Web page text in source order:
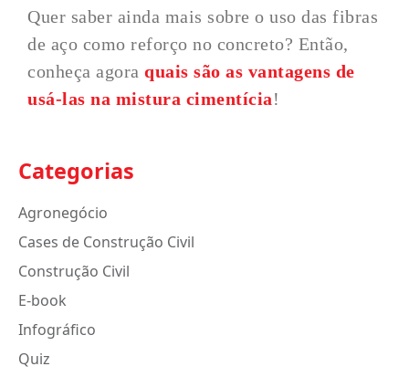
Quer saber ainda mais sobre o uso das fibras
de aço como reforço no concreto? Então,
conheça agoraquais são as vantagens de
usá-las na mistura cimentícia!
Categorias
Agronegócio
Cases de Construção Civil
Construção Civil
E-book
Infográfico
Quiz